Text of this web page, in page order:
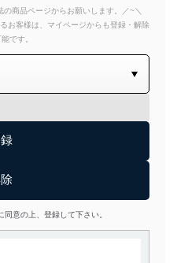
商品ページからお願いします。／~＼
お客様は、マイページからも登録・解除
です。
意の上、登録して下さい。